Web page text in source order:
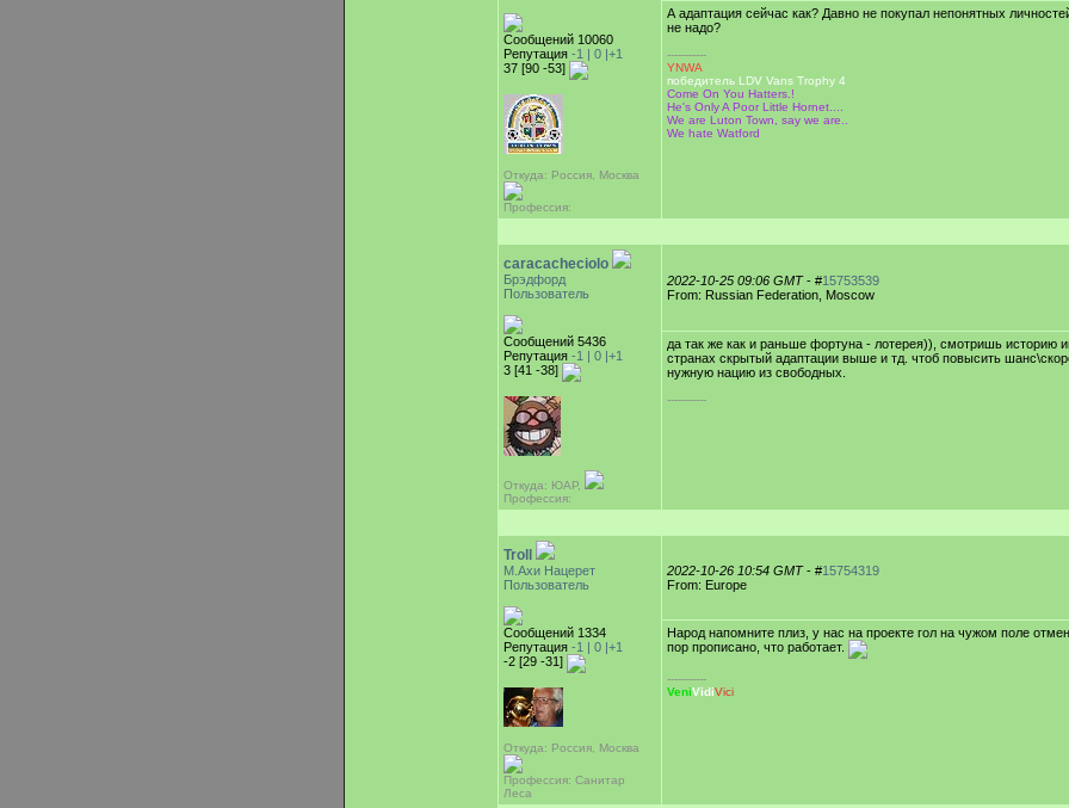
Сообщений 10060
Репутация -1 | 0 |+1
37 [90 -53]
Откуда: Россия, Москва
Профессия:
А адаптация сейчас как? Давно не покупал непонятных
не надо?
-----------
YNWA
победитель LDV Vans Trophy 4
Come On You Hatters.!
He's Only A Poor Little Hornet....
We are Luton Town, say we are..
We hate Watford
caracacheciolo
Брэдфорд
Пользователь
Сообщений 5436
Репутация -1 | 0 |+1
3 [41 -38]
Откуда: ЮАР,
Профессия:
2022-10-25 09:06 GMT- #15753539
From: Russian Federation, Moscow
да так же как и раньше фортуна - лотерея)), смотришь историю
странах скрытый адаптации выше и тд. чтоб повысить
нужную нацию из свободных.
-----------
Troll
М.Ахи Нацерет
Пользователь
Сообщений 1334
Репутация -1 | 0 |+1
-2 [29 -31]
Откуда: Россия, Москва
Профессия: Санитар
Леса
2022-10-26 10:54 GMT- #15754319
From: Europe
Народ напомните плиз, у нас на проекте гол на чужом поле
пор прописано, что работает.
-----------
VeniVidiVici